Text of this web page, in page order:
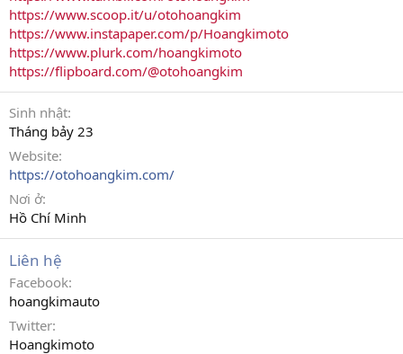
https://www.scoop.it/u/otohoangkim
https://www.instapaper.com/p/Hoangkimoto
https://www.plurk.com/hoangkimoto
https://flipboard.com/@otohoangkim
Sinh nhật
Tháng bảy 23
Website
https://otohoangkim.com/
Nơi ở
Hồ Chí Minh
Liên hệ
Facebook
hoangkimauto
Twitter
Hoangkimoto